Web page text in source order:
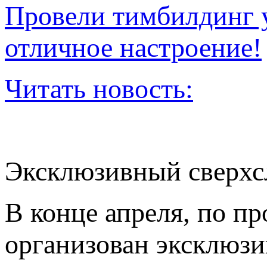
Провели тимбилдинг
отличное настроение!
Читать новость:
Эксклюзивный
В конце апреля, по
организован